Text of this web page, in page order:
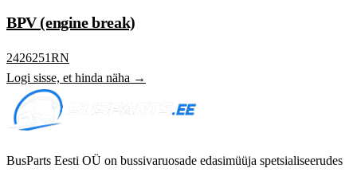
BPV (engine break)
2426251RN
Logi sisse, et hinda näha →
BusParts Eesti OÜ on bussivaruosade edasimüüja spetsialiseerudes